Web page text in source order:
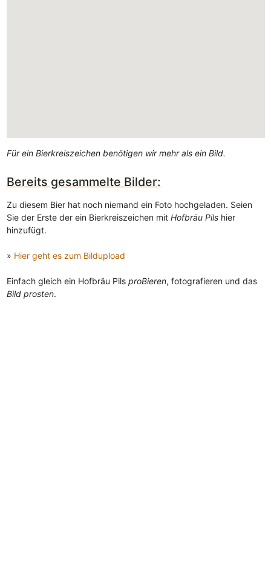
Für ein Bierkreiszeichen benötigen wir mehr als ein Bild.
Bereits gesammelte Bilder:
Zu diesem Bier hat noch niemand ein Foto hochgeladen. Seien
Sie der Erste der ein Bierkreiszeichen mit Hofbräu Pilshier
hinzufügt.
» Hier geht es zum Bildupload
Einfach gleich ein Hofbräu Pils proBieren, fotografieren und das
Bild prosten.